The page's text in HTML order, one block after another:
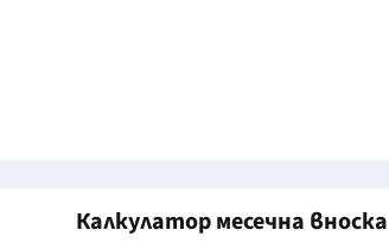
Калкулатор месечна вноска